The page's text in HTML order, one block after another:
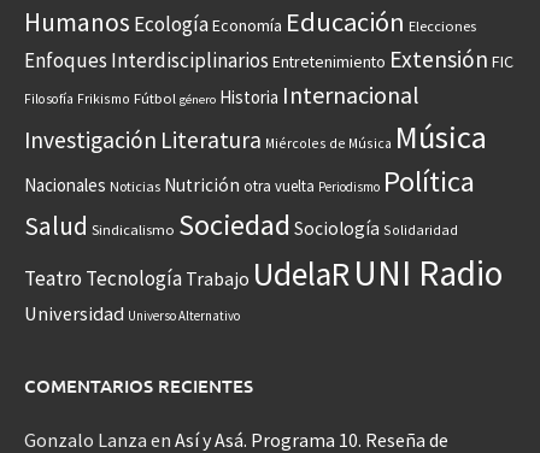
Humanos EcologíaEconomía Educación Elecciones
Enfoques Interdisciplinarios Entretenimiento Extensión FIC
Filosofía Frikismo Fútbol género Historia Internacional
Investigación Literatura Miércoles de Música Música
Nacionales Noticias Nutrición otra vuelta Periodismo Política
Salud Sindicalismo Sociedad Sociología Solidaridad
Teatro Tecnología Trabajo UdelaR UNI Radio
Universidad Universo Alternativo
COMENTARIOS RECIENTES
Gonzalo Lanza en Así y Asá. Programa 10. Reseña de